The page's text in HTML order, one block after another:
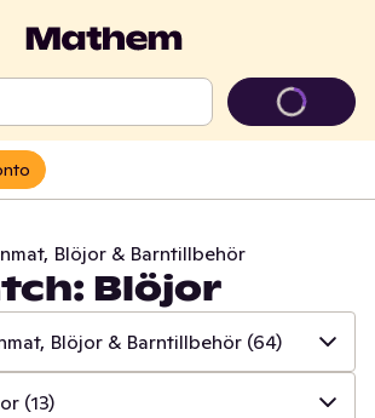
Blöjor & Barntillbehör
Blöjor
Blöjor & Barntillbehör (64)
(13)